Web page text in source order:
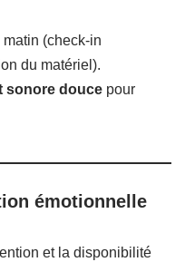
matin (check-in
du matériel).
sonore douce pour
émotionnelle
et la disponibilité